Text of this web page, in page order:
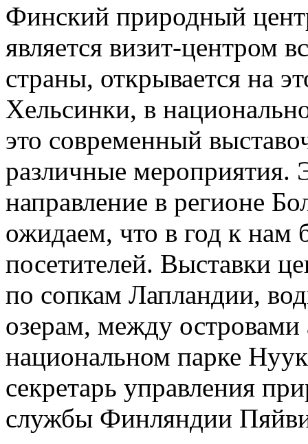
Финский природный
является визит-центром
страны, открывается на
Хельсинки, в
это современный
различные мероприятия.
направление в регионе
ожидаем, что в год к нам
посетителей. Выставки
по сопкам Лапландии,
озерам, между островами
национальном парке
секретарь управления
службы Финляндии